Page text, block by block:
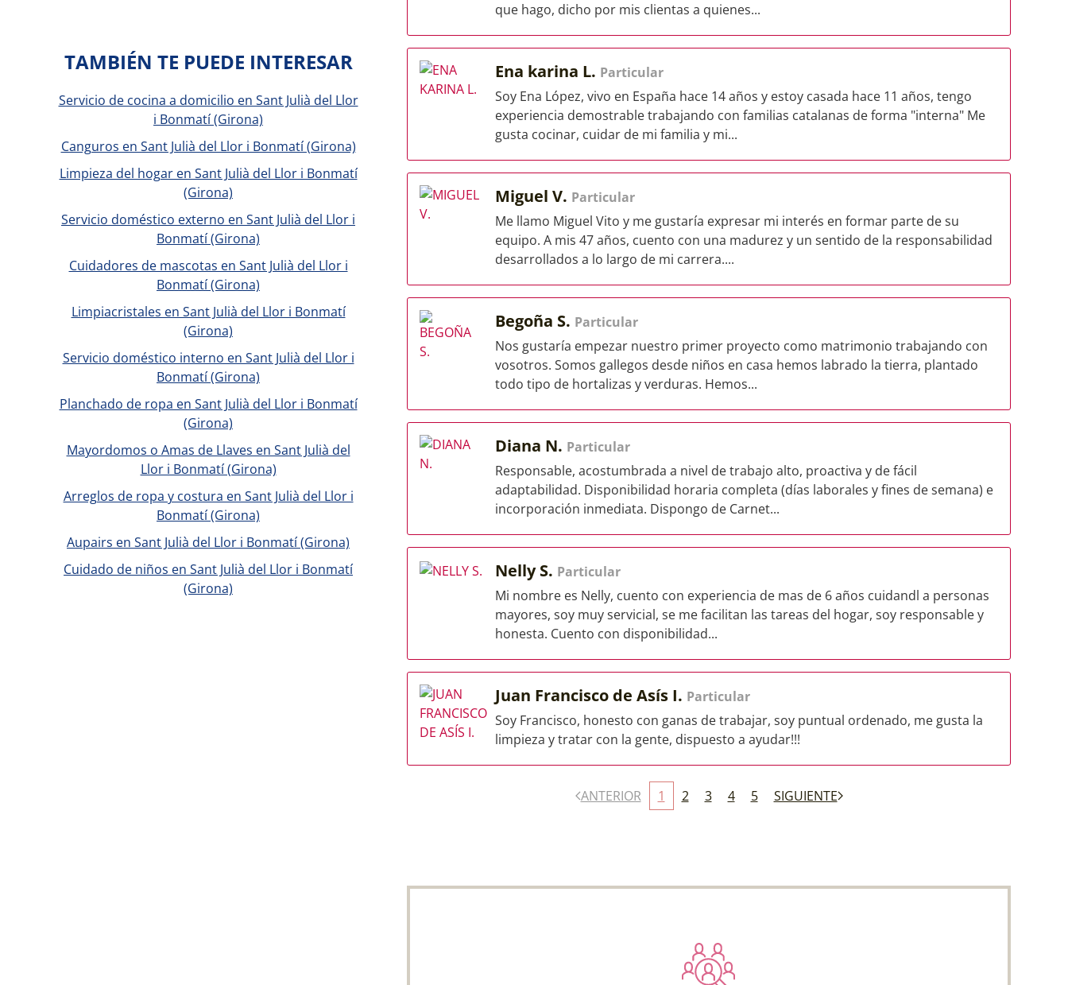
que hago, dicho por mis clientas a quienes...
Ena karina L. Particular
Soy Ena López, vivo en España hace 14 años y estoy casada hace 11 años, tengo
experiencia demostrable trabajando con familias catalanas de forma "interna" Me
gusta cocinar, cuidar de mi familia y mi...
Miguel V. Particular
Me llamo Miguel Vito y me gustaría expresar mi interés en formar parte de su
equipo. A mis 47 años, cuento con una madurez y un sentido de la responsabilidad
desarrollados a lo largo de mi carrera....
Begoña S. Particular
Nos gustaría empezar nuestro primer proyecto como matrimonio trabajando con
vosotros. Somos gallegos desde niños en casa hemos labrado la tierra, plantado
todo tipo de hortalizas y verduras. Hemos...
Diana N. Particular
Responsable, acostumbrada a nivel de trabajo alto, proactiva y de fácil
adaptabilidad. Disponibilidad horaria completa (días laborales y fines de semana) e
incorporación inmediata. Dispongo de Carnet...
Nelly S. Particular
Mi nombre es Nelly, cuento con experiencia de mas de 6 años cuidandl a personas
mayores, soy muy servicial, se me facilitan las tareas del hogar, soy responsable y
honesta. Cuento con disponibilidad...
Juan Francisco de Asís I. Particular
Soy Francisco, honesto con ganas de trabajar, soy puntual ordenado, me gusta la
limpieza y tratar con la gente, dispuesto a ayudar!!!
ANTERIOR 1 2 3 4 5 SIGUIENTE
TAMBIÉN TE PUEDE INTERESAR
Servicio de cocina a domicilio en Sant Julià del Llor
i Bonmatí (Girona)
Canguros en Sant Julià del Llor i Bonmatí (Girona)
Limpieza del hogar en Sant Julià del Llor i Bonmatí
(Girona)
Servicio doméstico externo en Sant Julià del Llor i
Bonmatí (Girona)
Cuidadores de mascotas en Sant Julià del Llor i
Bonmatí (Girona)
Limpiacristales en Sant Julià del Llor i Bonmatí
(Girona)
Servicio doméstico interno en Sant Julià del Llor i
Bonmatí (Girona)
Planchado de ropa en Sant Julià del Llor i Bonmatí
(Girona)
Mayordomos o Amas de Llaves en Sant Julià del
Llor i Bonmatí (Girona)
Arreglos de ropa y costura en Sant Julià del Llor i
Bonmatí (Girona)
Aupairs en Sant Julià del Llor i Bonmatí (Girona)
Cuidado de niños en Sant Julià del Llor i Bonmatí
(Girona)